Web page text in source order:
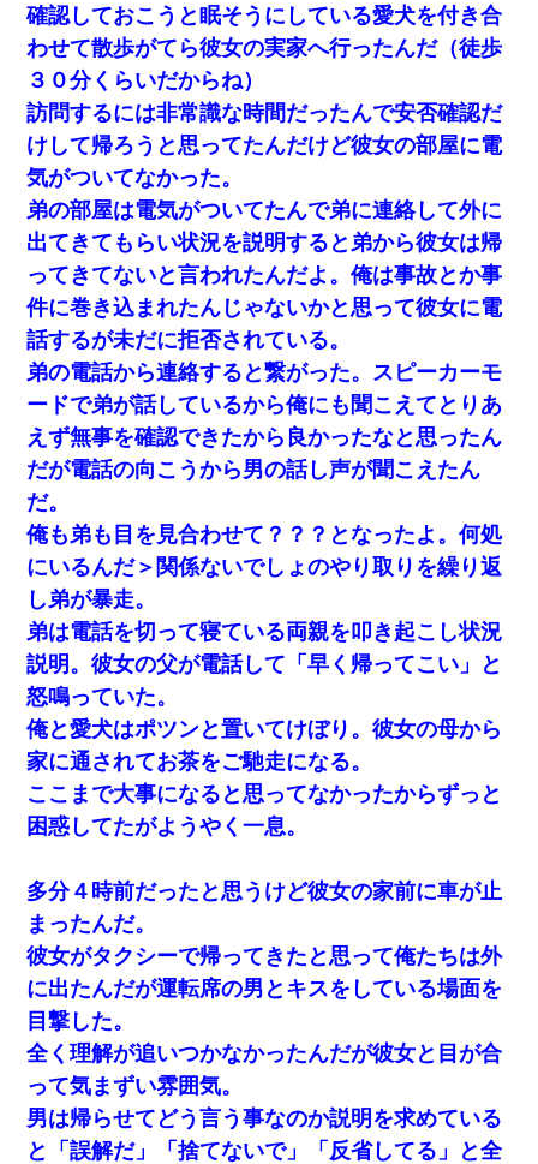
この母親は娘の黒歴史を掘り出さないと死ぬんか？ 死ぬんか？
200万を貸したコウトから、追加で400万の申し込み、私「無理。
義弟より娘たちが大事」旦那「娘たちが成人したら別れよう」私
（は？）
【画像】女の子「お母さん！！私ようやくファッションモデルに
選ばれたの！絶対見に来てね！」→悲しい結果がこれ・・・
何年か前に妹は離婚している。当時生まれた姪が義弟の子じゃな
かったため妹有責での離婚になり…
妹が嘘つきな元カレと寄りを戻してしまったという話をしていた
ら、旦那の顔が曇って雰囲気が一転。そそくさと話を切り上げて
いつもより早く寝付いてしまった…｜生活｜ワロタあんてな
嫁に不倫されたから嫁と不倫相手に1000万の慰謝料請求した
義兄嫁「娘が大学に入ったら下宿させて」私「しつこい、学校斡
旋のアパートに行け」→ 旦那が義兄に通報したら「志望校を変え
ろ！」とキレて・・・
俺「初対面でなに言ったか覚えてる？」嫁「臭いんだよ！キモオ
タ？だっけ？」俺「だいたい合ってる。で、なんで告白してきた
の？」→
隣室のお婆ちゃん「下階からの異臭に困ってる、今もすっごく臭
い」私「変だなあ～なにも臭わないよ」→ その後。警察『絶対に
窓とドアを開けないで』
高1のとき男に襲われ、不妊の叔母に頼まれて出産。→叔母夫婦が
養子縁組してアメリカに子供を連れ帰った。→9・11で叔母夫婦が
【身体で払わせて】女友達「ごめん、何も言わずにお金貸してく
ださい……」俺「いいよ！いくら？」女友達「10万円ぐら
い……」俺「ほい！10万！」→
日曜日、会社の窓を見ると同僚の姿。俺（あれ？ディズニーシー
じゃ？）→俺電話「今何してんの？」同僚「シーで並んでるこ
と！」俺「会社にいない？」→次の瞬間、すごい鳥肌が立った
夫に癌の余命宣告。その闘病中に長女から信じられない言葉を受
けた
確認しておこうと眠そうにしている愛犬を付き合
わせて散歩がてら彼女の実家へ行ったんだ（徒歩
３０分くらいだからね）
訪問するには非常識な時間だったんで安否確認だ
けして帰ろうと思ってたんだけど彼女の部屋に電
気がついてなかった。
弟の部屋は電気がついてたんで弟に連絡して外に
出てきてもらい状況を説明すると弟から彼女は帰
ってきてないと言われたんだよ。俺は事故とか事
件に巻き込まれたんじゃないかと思って彼女に電
話するが未だに拒否されている。
弟の電話から連絡すると繋がった。スピーカーモ
ードで弟が話しているから俺にも聞こえてとりあ
えず無事を確認できたから良かったなと思ったん
だが電話の向こうから男の話し声が聞こえたん
だ。
俺も弟も目を見合わせて？？？となったよ。何処
にいるんだ＞関係ないでしょのやり取りを繰り返
し弟が暴走。
弟は電話を切って寝ている両親を叩き起こし状況
説明。彼女の父が電話して「早く帰ってこい」と
怒鳴っていた。
俺と愛犬はポツンと置いてけぼり。彼女の母から
家に通されてお茶をご馳走になる。
ここまで大事になると思ってなかったからずっと
困惑してたがようやく一息。
多分４時前だったと思うけど彼女の家前に車が止
まったんだ。
彼女がタクシーで帰ってきたと思って俺たちは外
に出たんだが運転席の男とキスをしている場面を
目撃した。
全く理解が追いつかなかったんだが彼女と目が合
って気まずい雰囲気。
男は帰らせてどう言う事なのか説明を求めている
と「誤解だ」「捨てないで」「反省してる」と全